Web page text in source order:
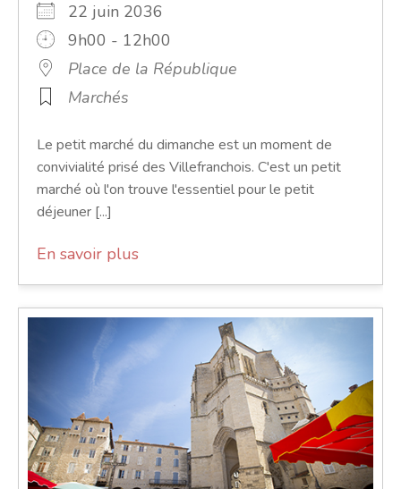
22 juin 2036
9h00 - 12h00
Place de la République
Marchés
Le petit marché du dimanche est un moment de
convivialité prisé des Villefranchois. C'est un petit
marché où l'on trouve l'essentiel pour le petit
déjeuner [...]
En savoir plus